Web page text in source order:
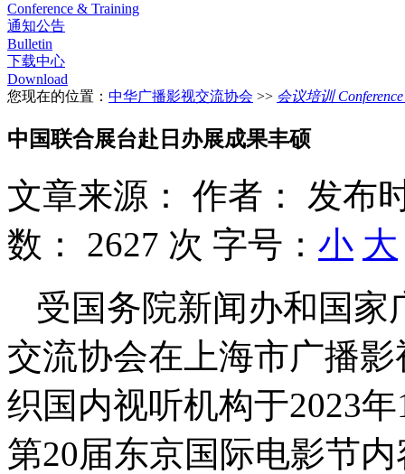
Conference & Training
通知公告
Bulletin
下载中心
Download
您现在的位置： 中华广播影视交流协会 >> 会议培训
中国联合展台赴日办展成果丰硕
文章来源： 作者：
发布
数： 2627 次 字号： 小 大
受国务院新闻办和国
交流协会在上海市广播
织国内视听机构于2023
第20届东京国际电影节